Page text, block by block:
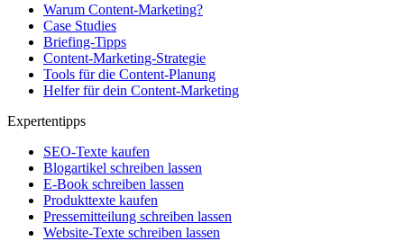
Warum Content-Marketing?
Case Studies
Briefing-Tipps
Content-Marketing-Strategie
Tools für die Content-Planung
Helfer für dein Content-Marketing
Expertentipps
SEO-Texte kaufen
Blogartikel schreiben lassen
E-Book schreiben lassen
Produkttexte kaufen
Pressemitteilung schreiben lassen
Website-Texte schreiben lassen